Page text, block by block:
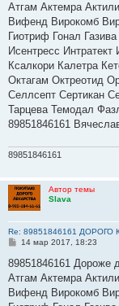
щ
е
и
е
Атгам Актемра
Вифенд Вирокомб
Гиотриф Гонал
Исентресс
Ксалкори Калетра
Октагам Октреотид
Селлсепт Сертикан
Тарцева Темодал
89851846161
89851846161
Автор темы
Slava
Re: 89851846161
С
о
щ
е
14 мар 2017, 18:23
89851846161 Дороже
Атгам Актемра
Вифенд Вирокомб